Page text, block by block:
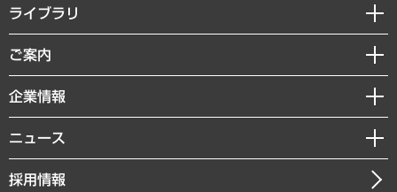
経営戦略
組織・人事戦略
デジタルイノベーション
共生・ダイバーシティ
GRC（ガバナンス・リスク・コンプライアンス）・防災（政策）
経済・産業・雇用・労働
ライブラリ
経済調査
レポート
コラム
経営用語集
ご案内
セミナー・イベント情報
MUFGビジネスセミナー
受託案件情報
企業情報
私たちの想い
社長メッセージ
会社概要
ニュース
ニュースリリース
採用情報